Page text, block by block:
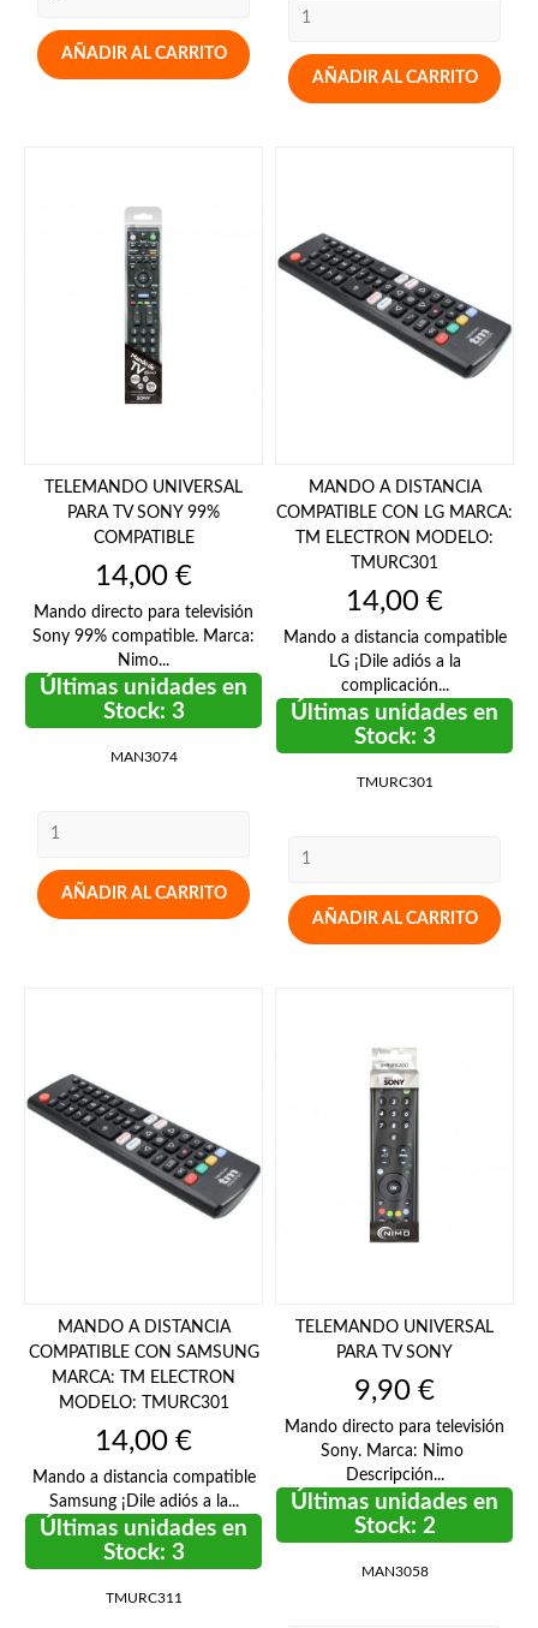
AÑADIR AL CARRITO
AÑADIR AL CARRITO
TELEMANDO UNIVERSAL
PARA TV SONY 99%
COMPATIBLE
Precio
14,00 €
Mando directo para televisión
Sony 99% compatible. Marca:
Nimo...
Últimas unidades en
Stock: 3
MAN3074
AÑADIR AL CARRITO
MANDO A DISTANCIA
COMPATIBLE CON LG MARCA:
TM ELECTRON MODELO:
TMURC301
Precio
14,00 €
Mando a distancia compatible
LG ¡Dile adiós a la
complicación...
Últimas unidades en
Stock: 3
TMURC301
AÑADIR AL CARRITO
MANDO A DISTANCIA
COMPATIBLE CON SAMSUNG
MARCA: TM ELECTRON
MODELO: TMURC301
Precio
14,00 €
Mando a distancia compatible
Samsung ¡Dile adiós a la...
Últimas unidades en
Stock: 3
TMURC311
TELEMANDO UNIVERSAL
PARA TV SONY
Precio
9,90 €
Mando directo para televisión
Sony. Marca: Nimo
Descripción...
Últimas unidades en
Stock: 2
MAN3058